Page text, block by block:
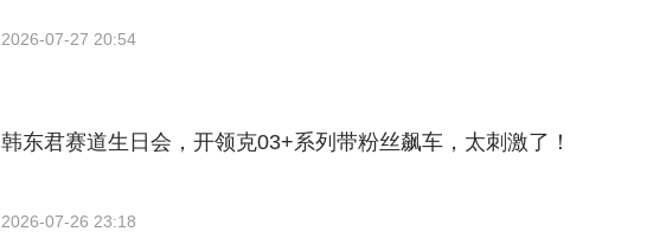
2026-07-27 20:54
韩东君赛道生日会，开领克03+系列带粉丝飙车，太刺激了！
2026-07-26 23:18